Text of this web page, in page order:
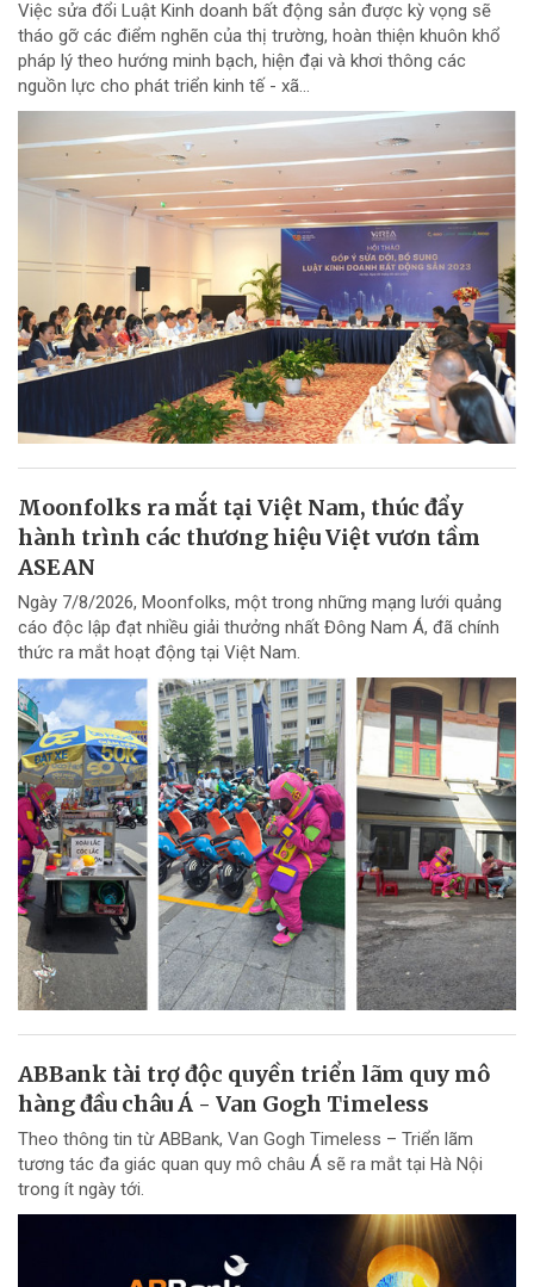
Việc sửa đổi Luật Kinh doanh bất động sản được kỳ vọng sẽ
tháo gỡ các điểm nghẽn của thị trường, hoàn thiện khuôn khổ
pháp lý theo hướng minh bạch, hiện đại và khơi thông các
nguồn lực cho phát triển kinh tế - xã...
Moonfolks ra mắt tại Việt Nam, thúc đẩy
hành trình các thương hiệu Việt vươn tầm
ASEAN
Ngày 7/8/2026, Moonfolks, một trong những mạng lưới quảng
cáo độc lập đạt nhiều giải thưởng nhất Đông Nam Á, đã chính
thức ra mắt hoạt động tại Việt Nam.
ABBank tài trợ độc quyền triển lãm quy mô
hàng đầu châu Á - Van Gogh Timeless
Theo thông tin từ ABBank, Van Gogh Timeless – Triển lãm
tương tác đa giác quan quy mô châu Á sẽ ra mắt tại Hà Nội
trong ít ngày tới.